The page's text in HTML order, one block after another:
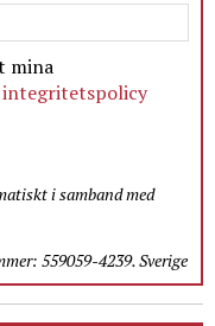
mina
integritetspolicy
i samband med
559059-4239. Sverige